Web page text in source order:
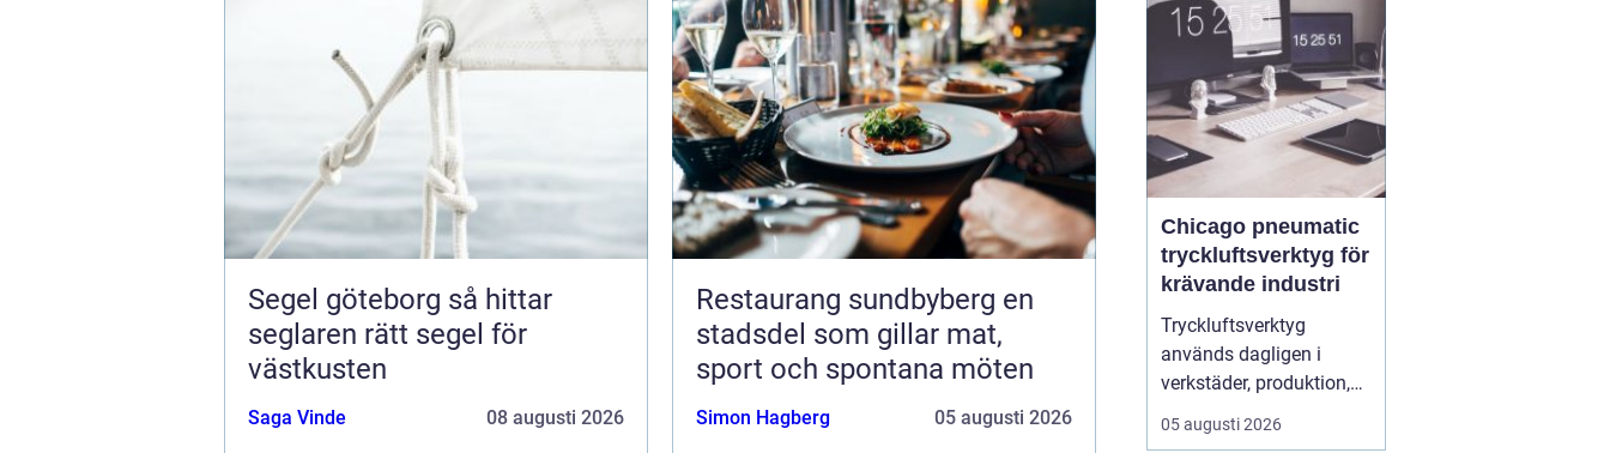
Segel göteborg så hittar
seglaren rätt segel för
västkusten
Saga Vinde 08 augusti 2026
Restaurang sundbyberg en
stadsdel som gillar mat,
sport och spontana möten
Simon Hagberg 05 augusti 2026
kvarterskrogar, trendiga
bistron och sportbarer
Chicago pneumatic
tryckluftsverktyg för
krävande industri
Tryckluftsverktyg
används dagligen i
verkstäder, produktion,
service och underhåll. De
ska leverera högt
05 augusti 2026